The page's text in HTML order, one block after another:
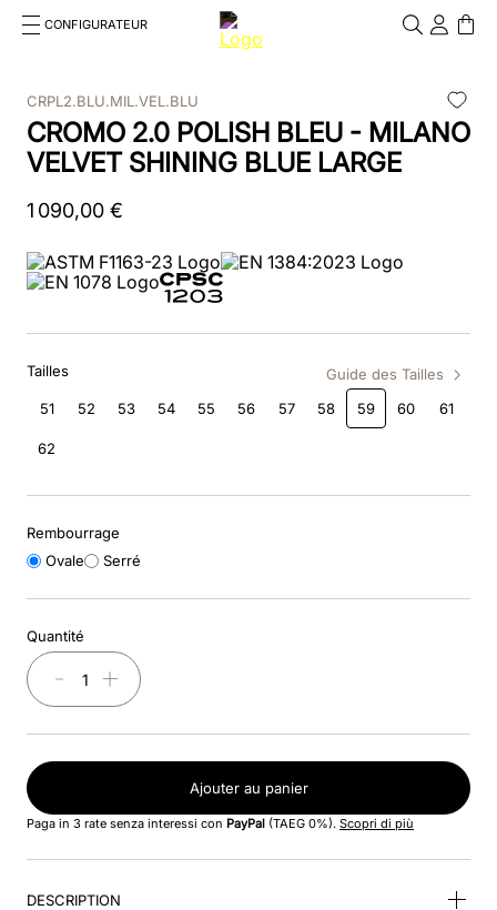
CONFIGURATEUR
RECHERCHES FRÉQUENTES
1.casque
2.accessori
3.dressage
5.cromo 1
6. insert
7.polo visor
9.rose
10.frontino jockey
CRPL2.BLU.MIL.VEL.BLU
CROMO 2.0 POLISH BLEU - MILANO
VELVET SHINING BLUE LARGE
1 090,00 €
Tailles
Guide des Tailles
51
52 53 54 55 56 57 58 59 60 61
62
Rembourrage
Ovale
Serré
Quantité
＋
－
Ajouter au panier
Paga in 3 rate senza interessi con PayPal (TAEG 0%). Scopri di più
DESCRIPTION